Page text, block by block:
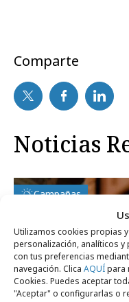
Utilizamos cookies propias
personalización, analíticos
con tus preferencias
navegación. Clica AQUÍpara
Cookies. Puedes aceptar
"Aceptar" o configurarlas o
Comparte
Noticias
Campañas